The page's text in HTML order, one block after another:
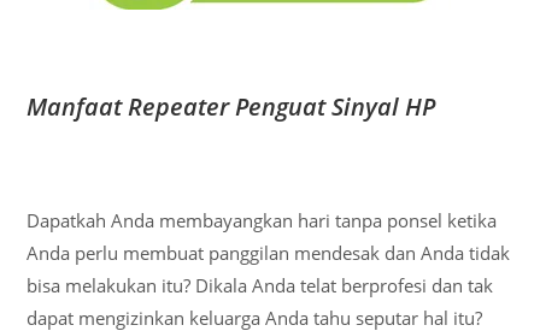
Manfaat Repeater Penguat Sinyal HP
Dapatkah Anda membayangkan hari tanpa ponsel ketika
Anda perlu membuat panggilan mendesak dan Anda tidak
bisa melakukan itu? Dikala Anda telat berprofesi dan tak
dapat mengizinkan keluarga Anda tahu seputar hal itu?